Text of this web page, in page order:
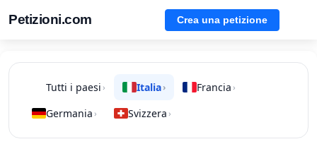
Petizioni.com Crea una petizione
Tutti i paesi › Italia› Francia ›
Germania › Svizzera ›